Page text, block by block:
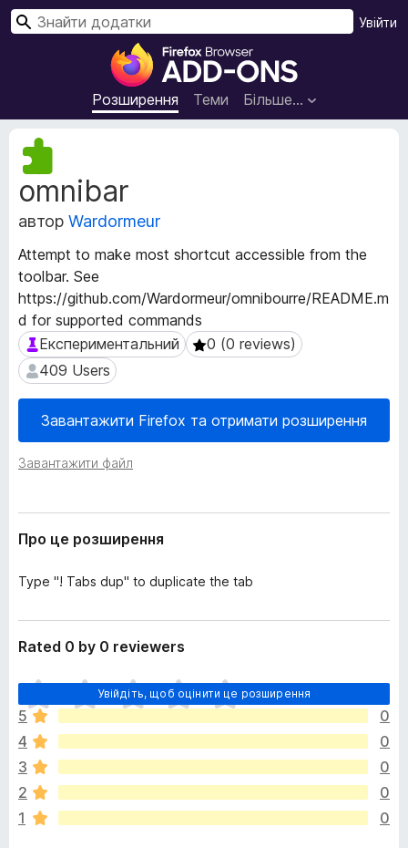
Д
о
д
а
а
з
р
а
i
r
e
x
Розширення Теми Більше…
Увійти
П
omnibar
автор Wardormeur
Attempt to make most shortcut accessible from the
toolbar. See
https://github.com/Wardormeur/omnibourre/README.m
d for supported commands
Експериментальний
Експериментальний 0 (0 reviews)
0 (0 reviews)
409 Users
409 Users
Завантажити Firefox та отримати розширення
Завантажити файл
М
е
т
а
д
н
і
р
о
з
ш
и
р
я
Про це розширення
Type "! Tabs dup" to duplicate the tab
Rated 0 by 0 reviewers
Увійдіть, щоб оцінити це розширення
Щ
е
н
е
м
а
є
о
5
0
4
0
3
0
2
0
1
0